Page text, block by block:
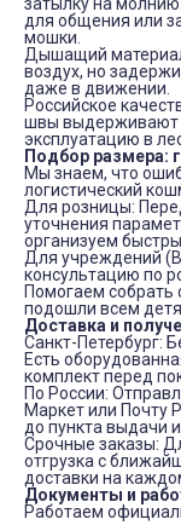
для общения или
мошки.
Дышащий
воздух, но
даже в движении.
Российское
швы выдерживают
эксплуатацию в
Подбор размера:
Мы знаем, что
логистический
Для розницы:
уточнения
организуем
Для учреждений
консультацию по
Помогаем
подошли всем
Доставка и
Санкт-Петербург:
Есть
комплект перед
По России:
Маркет или Почту
до пункта выдачи
Срочные заказы:
отгрузка с
доставки на
Документы и
Работаем